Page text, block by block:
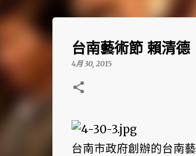
台南藝術節 賴清
4月 30, 2015
台南市政府創辦的台南